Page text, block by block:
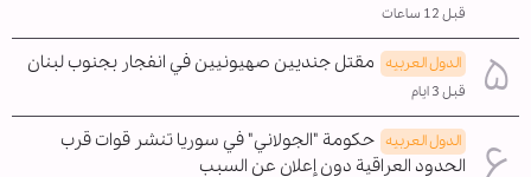
قبل 12 ساعات
الدول العربیه مقتل جنديين صهيونيين في انفجار بجنوب لبنان
قبل 3 ايام
الدول العربیه حكومة "الجولاني" في سوريا تنشر قوات قرب
الحدود العراقية دون إعلان عن السبب